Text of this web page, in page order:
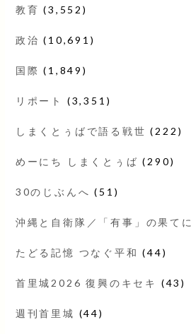
教育 (3,552)
政治 (10,691)
国際 (1,849)
リポート (3,351)
しまくとぅばで語る戦世 (222)
めーにち しまくとぅば (290)
30のじぶんへ (51)
沖縄と自衛隊／「有事」の果てに
たどる記憶 つなぐ平和 (44)
首里城2026 復興のキセキ (43)
週刊首里城 (44)